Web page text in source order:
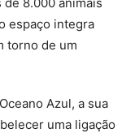
espaço integra
torno de um
Azul, a sua
uma ligação